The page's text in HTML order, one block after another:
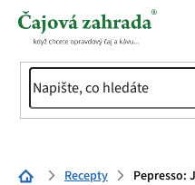
Přejít
Domů Recepty
Pepresso: